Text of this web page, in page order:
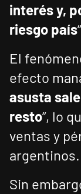
interés y,
riesgo país
El
efecto
asusta
resto”, lo
ventas y
argentinos.
Sin